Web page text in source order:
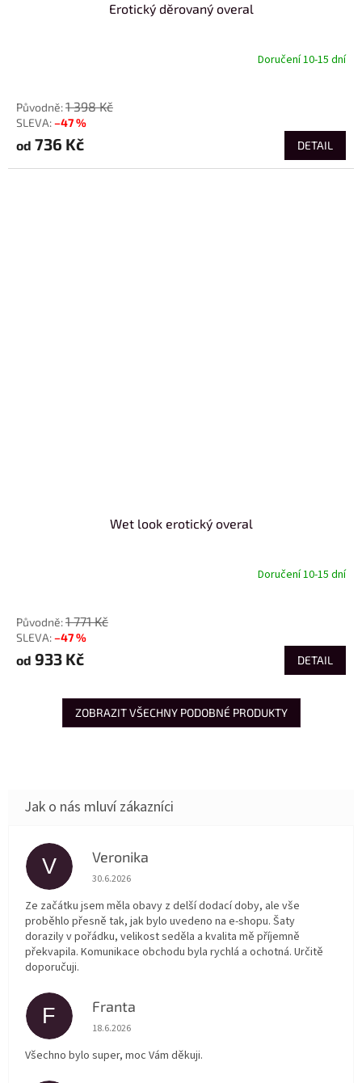
Erotický děrovaný overal
Doručení 10-15 dní
1 398 Kč
–47 %
od 736 Kč DETAIL
Wet look erotický overal
Doručení 10-15 dní
1 771 Kč
–47 %
od 933 Kč DETAIL
ZOBRAZIT VŠECHNY PODOBNÉ PRODUKTY
V Veronika
Hodnocení obchodu je 5 z 5 hvězdiček.
30.6.2026
Ze začátku jsem měla obavy z delší dodací doby, ale vše
proběhlo přesně tak, jak bylo uvedeno na e-shopu. Šaty
dorazily v pořádku, velikost seděla a kvalita mě příjemně
překvapila. Komunikace obchodu byla rychlá a ochotná. Určitě
doporučuji.
F Franta
Hodnocení obchodu je 5 z 5 hvězdiček.
18.6.2026
Všechno bylo super, moc Vám děkuji.